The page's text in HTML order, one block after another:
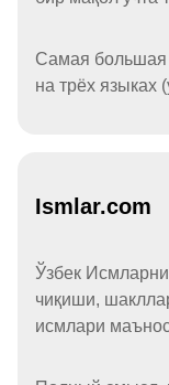
Самая большая
на трёх языках
Ismlar.com
Ўзбек
чиқиши,
исмлари